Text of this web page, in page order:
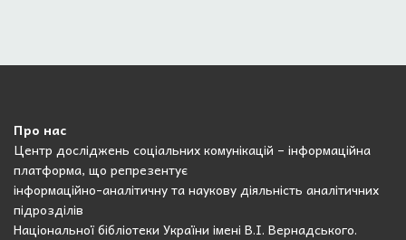
Про нас
Центр досліджень соціальних комунікацій – інформаційна
платформа, що репрезентує
інформаційно-аналітичну та наукову діяльність аналітичних
підрозділів
Національної бібліотеки України імені В.І. Вернадського.